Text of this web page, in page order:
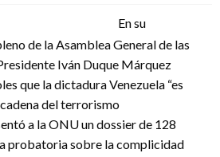
En su
de la Asamblea General de las
Iván Duque Márquez
que la dictadura Venezuela “es
del terrorismo
a la ONU un dossier de 128
probatoria sobre la complicidad